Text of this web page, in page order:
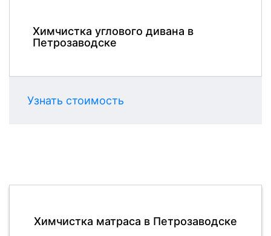
Химчистка углового дивана в
Петрозаводске
Узнать стоимость
Химчистка матраса в Петрозаводске